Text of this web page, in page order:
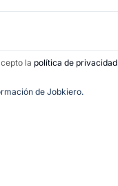
la política de privacidad
de Jobkiero.